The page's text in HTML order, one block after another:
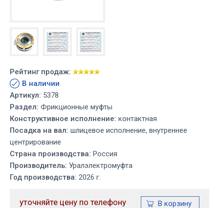
Рейтинг продаж:
В наличии
Артикул: 5378
Раздел: Фрикционные муфты
Конструктивное исполнение: контактная
Посадка на вал: шлицевое исполнение, внутреннее
центрирование
Страна производства: Россия
Производитель: Уралэлектромуфта
Год производства: 2026 г.
уточняйте цену по телефону